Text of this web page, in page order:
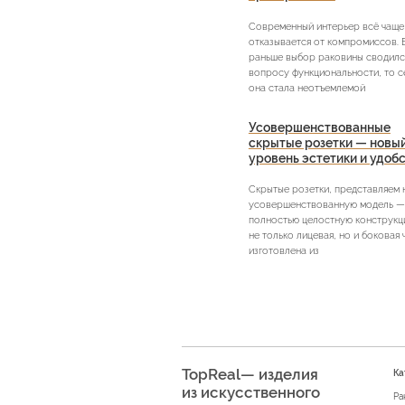
Современный интерьер всё чаще
отказывается от компромиссов.
раньше выбор раковины
вопросу функциональности, то
она стала неотъемлемой
Усовершенствованные
скрытые розетки —
уровень эстетики и
Скрытые розетки, представляем
усовершенствованную модель —
полностью целостную
не только лицевая, но и боковая
изготовлена из
TopReal— изделия
из искусственного